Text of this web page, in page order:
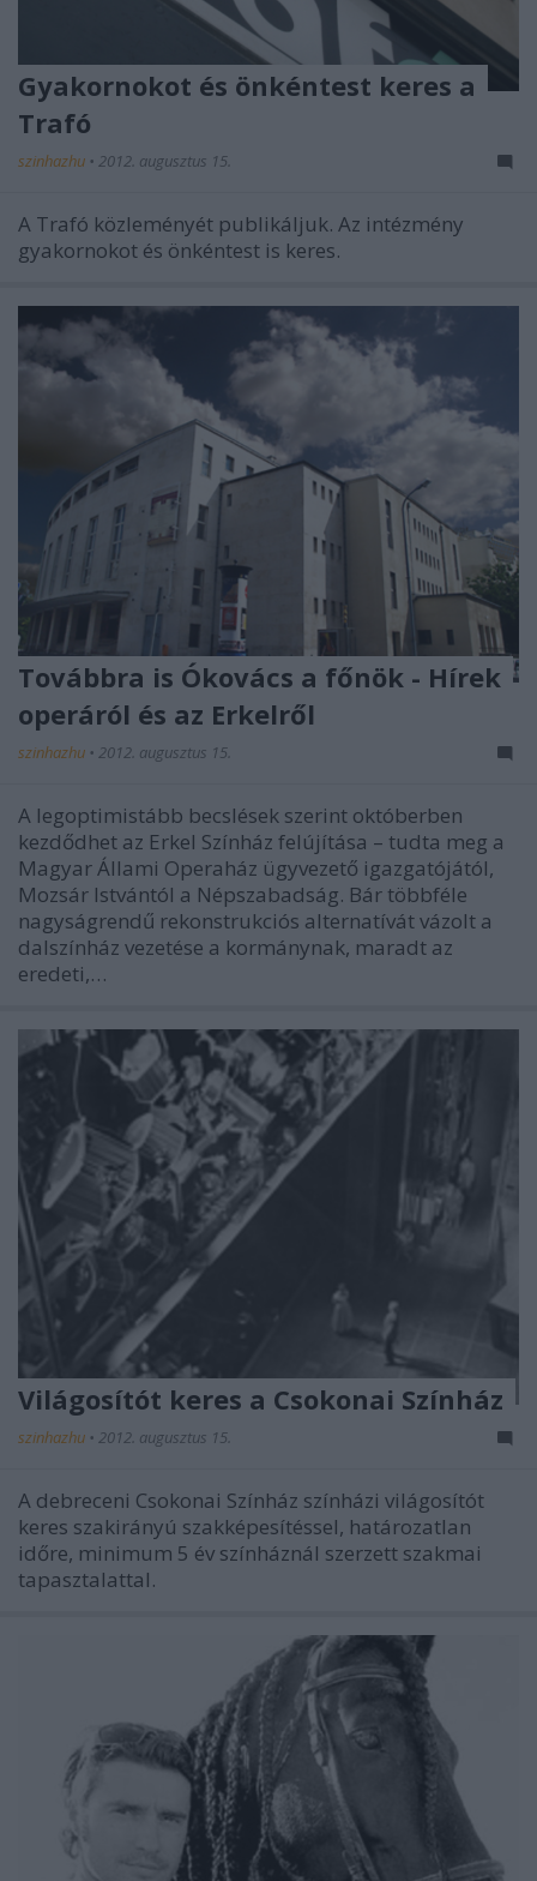
Gyakornokot és önkéntest keres a
Trafó
szinhazhu • 2012. augusztus 15.
A Trafó közleményét publikáljuk. Az intézmény
gyakornokot és önkéntest is keres.
Továbbra is Ókovács a főnök - Hírek
operáról és az Erkelről
szinhazhu • 2012. augusztus 15.
A legoptimistább becslések szerint októberben
kezdődhet az Erkel Színház felújítása – tudta meg a
Magyar Állami Operaház ügyvezető igazgatójától,
Mozsár Istvántól a Népszabadság. Bár többféle
nagyságrendű rekonstrukciós alternatívát vázolt a
dalszínház vezetése a kormánynak, maradt az
eredeti,…
Világosítót keres a Csokonai Színház
szinhazhu • 2012. augusztus 15.
A debreceni Csokonai Színház színházi világosítót
keres szakirányú szakképesítéssel, határozatlan
időre, minimum 5 év színháznál szerzett szakmai
tapasztalattal.